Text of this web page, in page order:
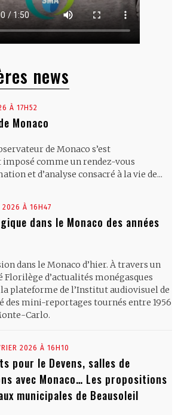
news
À 17H52
Monaco
de Monaco s’est
comme un rendez-vous
et d’analyse consacré à la vie de...
2026 À 16H47
dans le Monaco des années
dans le Monaco d’hier. À travers un
Florilège d’actualités monégasques
plateforme de l’Institut audiovisuel de
des mini-reportages tournés entre 1956
Carlo.
2026 À 16H10
pour le Devens, salles de
avec Monaco… Les propositions
municipales de Beausoleil